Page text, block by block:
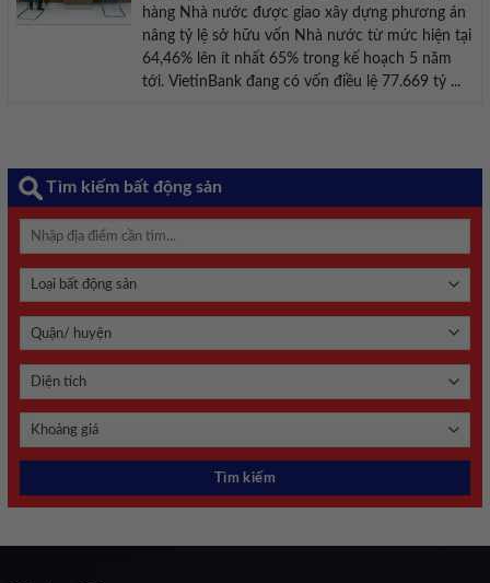
hàng Nhà nước được giao xây dựng phương án
nâng tỷ lệ sở hữu vốn Nhà nước từ mức hiện tại
64,46% lên ít nhất 65% trong kế hoạch 5 năm
tới. VietinBank đang có vốn điều lệ 77.669 tỷ ...
Tìm kiếm bất động sản